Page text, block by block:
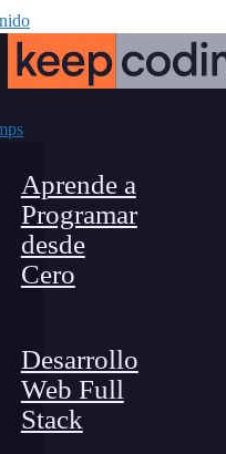
Aprende a
Programar
desde
Cero
Desarrollo
Web Full
Stack